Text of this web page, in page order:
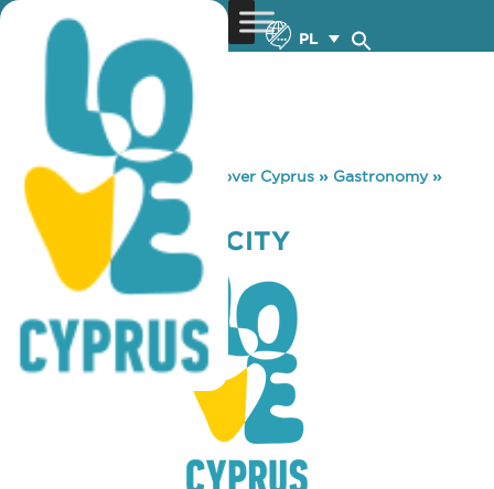
PL
You are here: Home »Discover Cyprus » Gastronomy»
DISCOHAN OLD CITY
DISCOHAN OLD CITY